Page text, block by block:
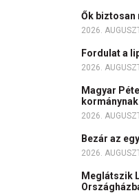
Ők
2026.
Fordulat a
2026.
Magyar
kormánynak
2026.
Bezár az
2026.
Meglátszik